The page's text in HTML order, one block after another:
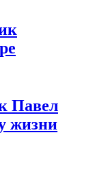
Павел
жизни